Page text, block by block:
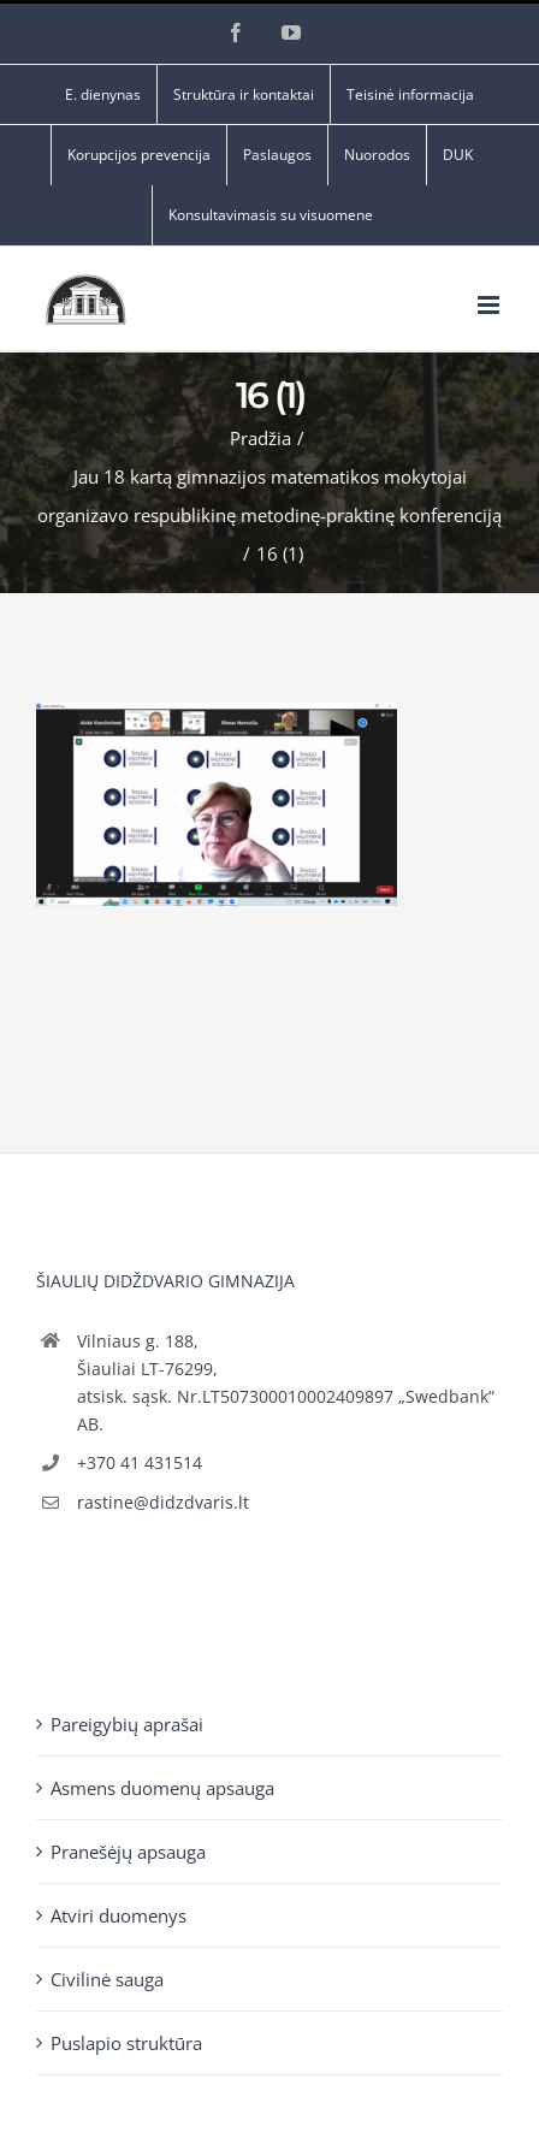
FacebookYouTube
E. dienynas Struktūra ir kontaktai Teisinė informacija
Korupcijos prevencija Paslaugos Nuorodos DUK
Konsultavimasis su visuomene
16 (1)
Pradžia /
Jau 18 kartą gimnazijos matematikos mokytojai
organizavo respublikinę metodinę-praktinę konferenciją
/ 16 (1)
ŠIAULIŲ DIDŽDVARIO GIMNAZIJA
Vilniaus g. 188,
Šiauliai LT-76299,
atsisk. sąsk. Nr.LT507300010002409897 „Swedbank“
AB.
+370 41 431514
rastine@didzdvaris.lt
Pareigybių aprašai
Asmens duomenų apsauga
Pranešėjų apsauga
Atviri duomenys
Civilinė sauga
Puslapio struktūra